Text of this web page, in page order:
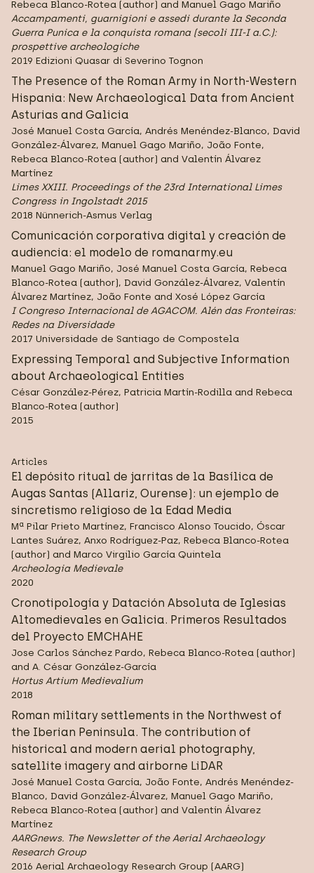
Rebeca Blanco-Rotea (author) and Manuel Gago Mariño
Accampamenti, guarnigioni e assedi durante la Seconda
Guerra Punica e la conquista romana (secoli III-I a.C.):
prospettive archeologiche
2019 Edizioni Quasar di Severino Tognon
The Presence of the Roman Army in North-Western
Hispania: New Archaeological Data from Ancient
Asturias and Galicia
José Manuel Costa García, Andrés Menéndez-Blanco, David
González-Álvarez, Manuel Gago Mariño, João Fonte,
Rebeca Blanco-Rotea (author) and Valentín Álvarez
Martínez
Limes XXIII. Proceedings of the 23rd International Limes
Congress in Ingolstadt 2015
2018 Nünnerich-Asmus Verlag
Comunicación corporativa digital y creación de
audiencia: el modelo de romanarmy.eu
Manuel Gago Mariño, José Manuel Costa García, Rebeca
Blanco-Rotea (author), David González-Álvarez, Valentín
Álvarez Martínez, João Fonte and Xosé López García
I Congreso Internacional de AGACOM. Alén das Fronteiras:
Redes na Diversidade
2017 Universidade de Santiago de Compostela
Expressing Temporal and Subjective Information
about Archaeological Entities
César González-Pérez, Patricia Martín-Rodilla and Rebeca
Blanco-Rotea (author)
2015
Articles
El depósito ritual de jarritas de la Basílica de
Augas Santas (Allariz, Ourense): un ejemplo de
sincretismo religioso de la Edad Media
Mª Pilar Prieto Martínez, Francisco Alonso Toucido, Óscar
Lantes Suárez, Anxo Rodríguez-Paz, Rebeca Blanco-Rotea
(author) and Marco Virgilio García Quintela
Archeologia Medievale
2020
Cronotipología y Datación Absoluta de Iglesias
Altomedievales en Galicia. Primeros Resultados
del Proyecto EMCHAHE
Jose Carlos Sánchez Pardo, Rebeca Blanco-Rotea (author)
and A. César González-García
Hortus Artium Medievalium
2018
Roman military settlements in the Northwest of
the Iberian Peninsula. The contribution of
historical and modern aerial photography,
satellite imagery and airborne LiDAR
José Manuel Costa García, João Fonte, Andrés Menéndez-
Blanco, David González-Álvarez, Manuel Gago Mariño,
Rebeca Blanco-Rotea (author) and Valentín Álvarez
Martínez
AARGnews. The Newsletter of the Aerial Archaeology
Research Group
2016 Aerial Archaeology Research Group (AARG)